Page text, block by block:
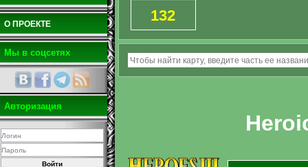
О ПРОЕКТЕ
Мы в соцсетях
Авторизация
132